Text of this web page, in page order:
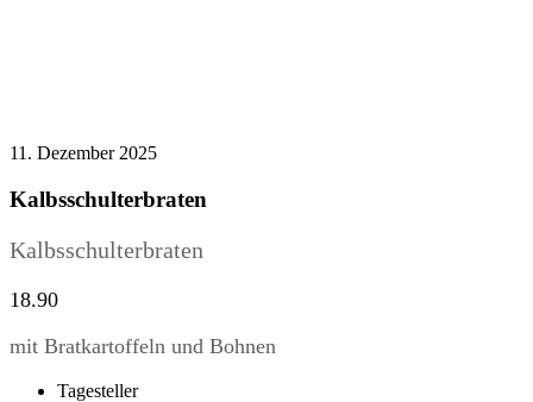
11. Dezember 2025
Kalbsschulterbraten
Kalbsschulterbraten
18.90
mit Bratkartoffeln und Bohnen
Tagesteller